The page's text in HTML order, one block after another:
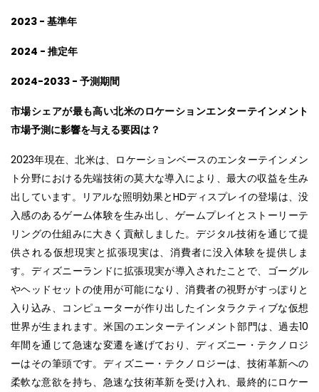
2023 - 基準年
2024 - 推定年
2024-2033 - 予測期間
市場シェアが最も高い北米のロケーションエンターテインメント
市場予測に影響を与える要因は？
2023年現在、北米は、ロケーションベースのエンターテインメン
ト分野における先端技術の莫大な導入により、最大の収益を生み
出しています。リアルな照明効果とHDディスプレイの登場は、没
入感のあるゲーム体験を生み出し、ゲームプレイとストーリーテ
リングの仕組みに大きく貢献しました。デジタル技術を通じて提
供される仮想現実と拡張現実は、消費者に没入体験を提供しま
す。ディズニーランドに拡張現実が導入されたことで、ゴーグル
やヘッドセットの使用が可能になり、消費者の視野がすっぽりと
入り込み、コンピューターが作り出したインタラクティブな仮想
世界が生まれます。米国のエンターテインメント部門は、過去10
年間を通じて急速な変遷を遂げており、ディズニー・テクノロジ
ーはその筆頭です。ディズニー・テクノロジーは、技術革新への
柔軟な意欲を持ち、急速な技術革新を受け入れ、最終的にロケー